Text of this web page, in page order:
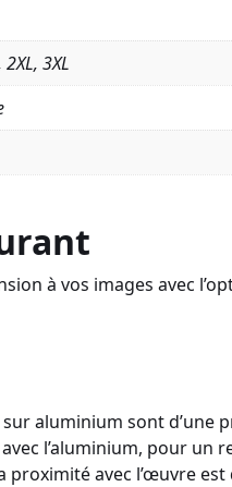
à vos images avec
aluminium sont d’une
l’aluminium, pour
proximité avec l’œuvre est
2XL, 3XL